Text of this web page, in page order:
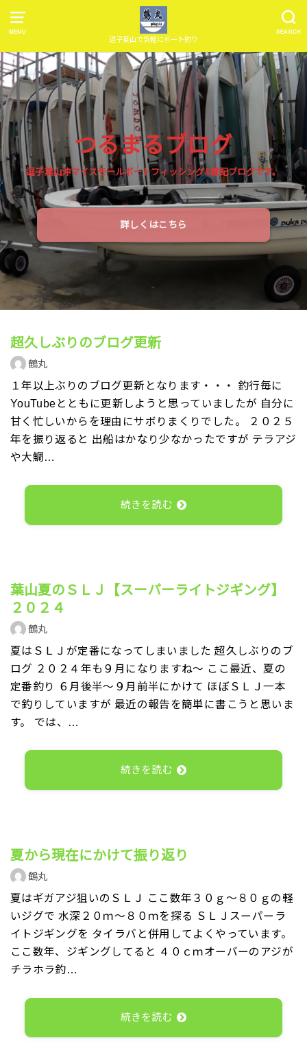
MENU SEARCH
逗子葉山で気軽にボート釣り
つるまるブログ
逗子葉山沖マイスモールボートフィッシング&雑記ブログです。
詳しくはこちら
超久しぶりのブログ更新
鶴丸
１年以上ぶりのブログ更新となります・・・ 釣行毎に
YouTubeとともに更新しようと思っていましたが 自分に
甘く忙しいからを理由にサボりまくりでした。 ２０２５
年を振り返ると 出船はかなり少なかったですが テラアジ
や大鯛…
続きを読む
葉山夏のＳＬＪ【スーパーライトジギング】
２０２４
鶴丸
夏はＳＬＪが定番になってしまいました 超久しぶりのブ
ログ ２０２４年も９月になりますね～ ここ最近、夏の
定番釣り ６月後半～９月前半にかけて ほぼＳＬＪ一本
で釣りしていますが 最近の報告を簡単に書こうと思いま
す。 では、…
続きを読む
夏から現在にかけて振り返り
鶴丸
夏はギガアジ狙いのＳＬＪ ここ数年３０ｇ～８０ｇの軽
いジグで 水深２０ｍ～８０ｍを探る ＳＬＪスーパーラ
イトジギングを タイラバと併用してよくやっています。
ここ数年、ジギングしてると ４０ｃｍオーバーのアジが
チラホラ釣…
続きを読む